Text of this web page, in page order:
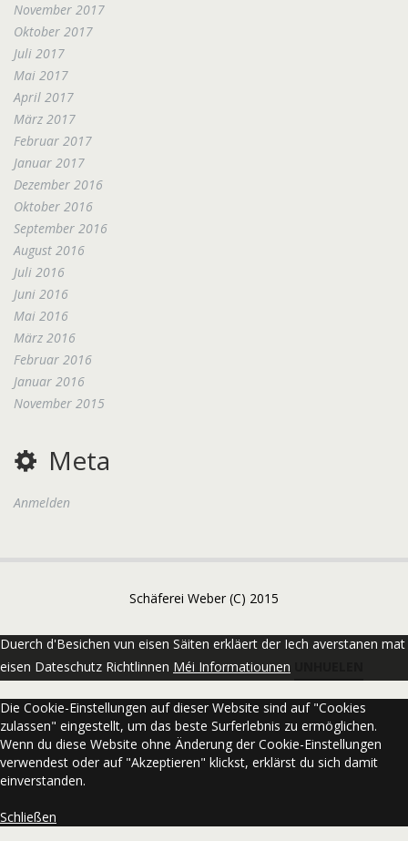
November 2017
Oktober 2017
Juli 2017
Mai 2017
April 2017
März 2017
Februar 2017
Januar 2017
Dezember 2016
Oktober 2016
September 2016
August 2016
Juli 2016
Juni 2016
Mai 2016
März 2016
Februar 2016
Januar 2016
November 2015
Meta
Anmelden
Schäferei Weber (C) 2015
Duerch d'Besichen vun eisen Säiten erkläert der Iech averstanen mat
eisen Dateschutz Richtlinnen Méi Informatiounen
Die Cookie-Einstellungen auf dieser Website sind auf "Cookies
zulassen" eingestellt, um das beste Surferlebnis zu ermöglichen.
Wenn du diese Website ohne Änderung der Cookie-Einstellungen
verwendest oder auf "Akzeptieren" klickst, erklärst du sich damit
einverstanden.
Schließen